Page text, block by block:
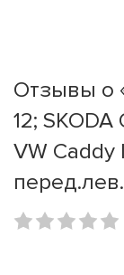
Отзывы о
12;
VW Caddy